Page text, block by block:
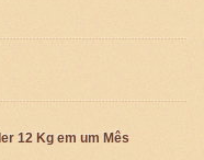
12 Kg em um Mês